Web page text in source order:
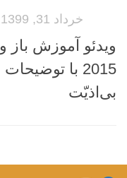
خرداد 31, 1399
2015 با
بی‌اذیّت